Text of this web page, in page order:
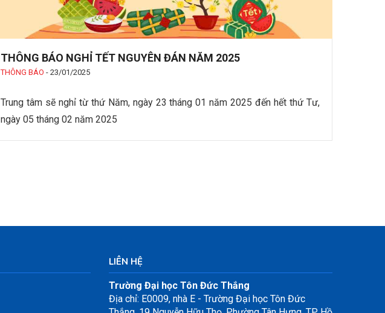
THÔNG BÁO NGHỈ TẾT NGUYÊN ĐÁN NĂM 2025
THÔNG BÁO - 23/01/2025
Trung tâm sẽ nghỉ từ thứ Năm, ngày 23 tháng 01 năm 2025 đến hết thứ Tư,
ngày 05 tháng 02 năm 2025
LIÊN HỆ
Trường Đại học Tôn Đức Thắng
Địa chỉ: E0009, nhà E - Trường Đại học Tôn Đức